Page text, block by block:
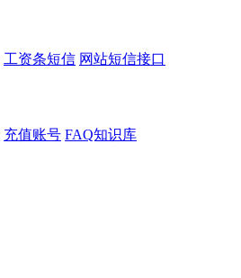
工资条短信 网站短信接口
充值账号 FAQ知识库